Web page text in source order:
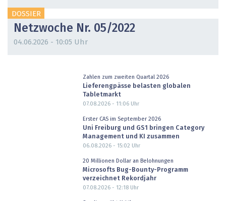
DOSSIER
Netzwoche Nr. 05/2022
04.06.2026 - 10:05 Uhr
Zahlen zum zweiten Quartal 2026
Lieferengpässe belasten globalen
Tabletmarkt
07.08.2026 - 11:06Uhr
Erster CAS im September 2026
Uni Freiburg und GS1 bringen Category
Management und KI zusammen
06.08.2026 - 15:02 Uhr
20 Millionen Dollar an Belohnungen
Microsofts Bug-Bounty-Programm
verzeichnet Rekordjahr
07.08.2026 - 12:18Uhr